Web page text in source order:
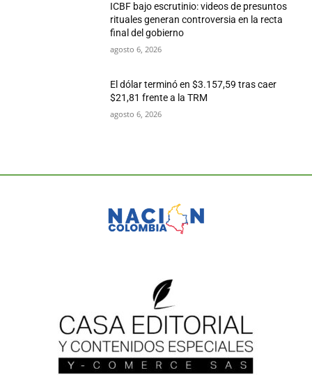
ICBF bajo escrutinio: videos de presuntos
rituales generan controversia en la recta
final del gobierno
agosto 6, 2026
El dólar terminó en $3.157,59 tras caer
$21,81 frente a la TRM
agosto 6, 2026